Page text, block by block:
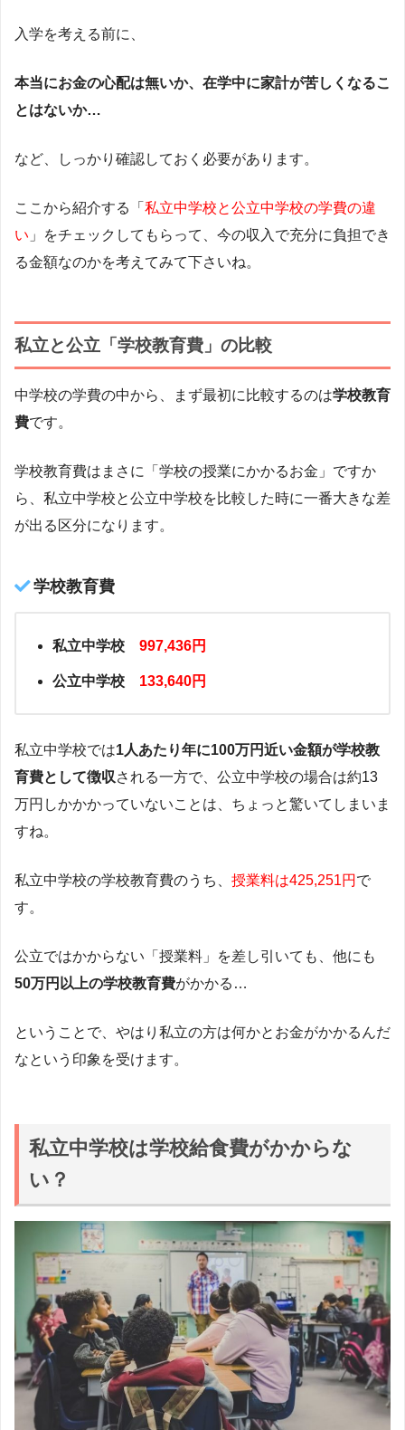
入学を考える前に、
本当にお金の心配は無いか、在学中に家計が苦しくなるこ
とはないか…
など、しっかり確認しておく必要があります。
ここから紹介する「 私立中学校と公立中学校の学費の違
い 」をチェックしてもらって、今の収入で充分に負担でき
る金額なのかを考えてみて下さいね。
私立と公立「学校教育費」の比較
中学校の学費の中から、まず最初に比較するのは学校教育
費です。
学校教育費はまさに「学校の授業にかかるお金」ですか
ら、私立中学校と公立中学校を比較した時に一番大きな差
が出る区分になります。
学校教育費
私立中学校 997,436円
公立中学校 133,640円
私立中学校では1人あたり年に100万円近い金額が学校教
育費として徴収 される一方で、公立中学校の場合は約13
万円しかかかっていないことは、ちょっと驚いてしまいま
すね。
私立中学校の学校教育費のうち、 授業料は425,251円 で
す。
公立ではかからない「授業料」を差し引いても、他にも
50万円以上の学校教育費がかかる…
ということで、やはり私立の方は何かとお金がかかるんだ
なという印象を受けます。
私立中学校は学校給食費がかからな
い？